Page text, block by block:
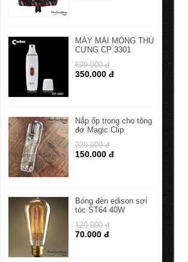
MÁY MÀI MÓNG THÚ
CƯNG CP 3301
699.000 đ
350.000 đ
Nắp ốp trong cho tông
đơ Magic Clip
220.000 đ
150.000 đ
Bóng đèn edison sợi
tóc ST64 40W
120.000 đ
70.000 đ